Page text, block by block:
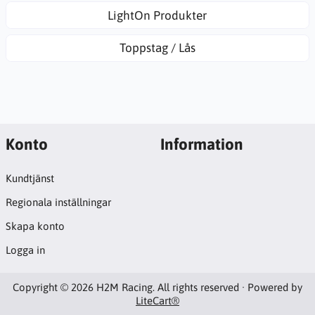
LightOn Produkter
Toppstag / Lås
Konto
Kundtjänst
Regionala inställningar
Skapa konto
Logga in
Information
Copyright © 2026 H2M Racing. All rights reserved · Powered by
LiteCart®